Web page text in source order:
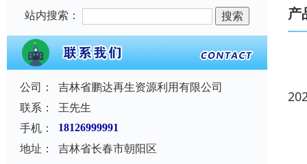
站内搜索：
公司：
吉林省鹏达再生资源利用有限公司
联系：
王先生
手机：
18126999991
地址：
吉林省长春市朝阳区
产